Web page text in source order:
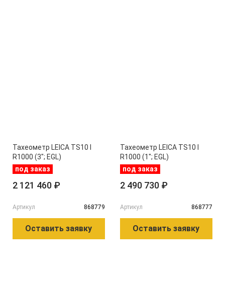
Тахеометр LEICA TS10 I
R1000 (3"; EGL)
под заказ
2 121 460 ₽
Артикул 868779
Оставить заявку
Тахеометр LEICA TS10 I
R1000 (1"; EGL)
под заказ
2 490 730 ₽
Артикул 868777
Оставить заявку